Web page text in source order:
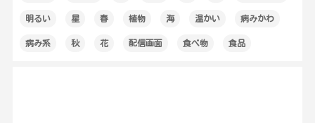
明るい 星 春 植物 海 温かい 病みかわ
病み系 秋 花 配信画面 食べ物 食品